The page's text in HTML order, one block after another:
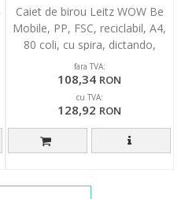
Caiet de birou Leitz WOW Be
Mobile, PP, FSC, reciclabil, A4,
80 coli, cu spira, dictando,
turcoaz
fara TVA:
108,34 RON
cu TVA:
128,92 RON